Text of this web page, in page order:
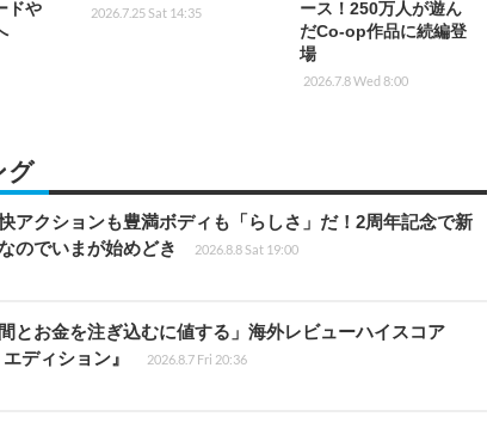
ドや
2026.7.25 Sat 14:35
ース！250万人が遊ん
だCo-op作品に続編登
場
2026.7.8 Wed 8:00
グ
アクションも豊満ボディも「らしさ」だ！2周年記念で新
のでいまが始めどき
2026.8.8 Sat 19:00
とお金を注ぎ込むに値する」海外レビューハイスコア
ディション』
2026.8.7 Fri 20:36